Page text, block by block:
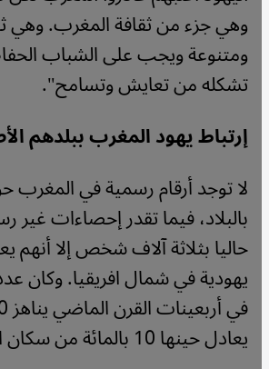
وهي جزء من ثقافة المغرب. وهي
ومتنوعة ويجب على الشباب
تشكله من تعايش وتسامح".
إرتباط يهود المغرب ببلدهم
لا توجد أرقام رسمية في المغرب
بالبلاد، فيما تقدر إحصاءات
حاليا بثلاثة آلاف شخص إلا أنهم
يهودية في شمال افريقيا. وكان
يعادل حينها 10 بالمائة من سكان المملكة.